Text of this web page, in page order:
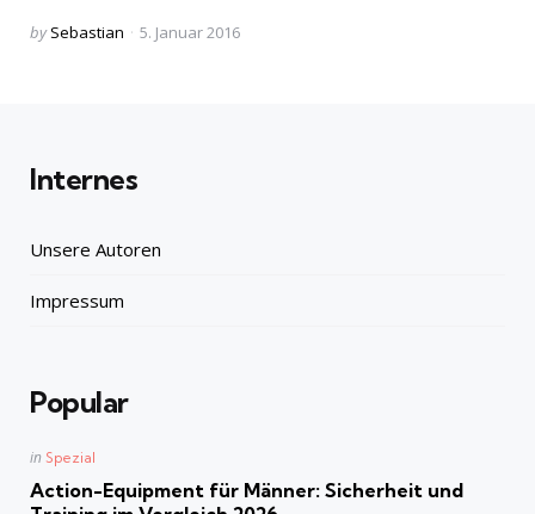
Posted
by Sebastian 5. Januar 2016
Internes
Unsere Autoren
Impressum
Popular
Posted
in Spezial
Action-Equipment für Männer: Sicherheit und